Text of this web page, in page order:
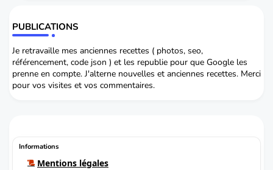
PUBLICATIONS
Je retravaille mes anciennes recettes ( photos, seo,
référencement, code json ) et les republie pour que Google les
prenne en compte. J'alterne nouvelles et anciennes recettes. Merci
pour vos visites et vos commentaires.
Informations
Mentions légales